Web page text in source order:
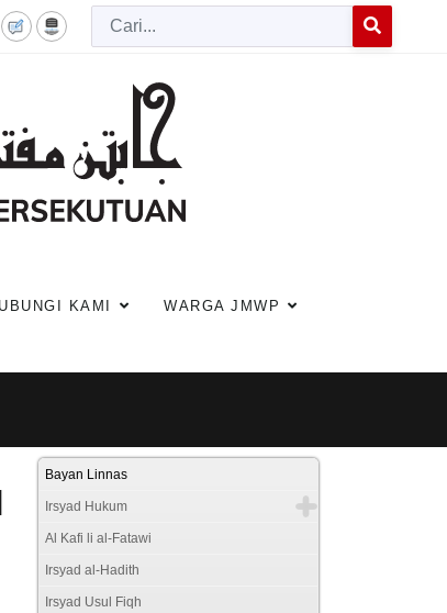
Cari
KAMI WARGA JMWP
Bayan Linnas
Irsyad Hukum
Al Kafi li al-Fatawi
Irsyad al-Hadith
Irsyad Usul Fiqh